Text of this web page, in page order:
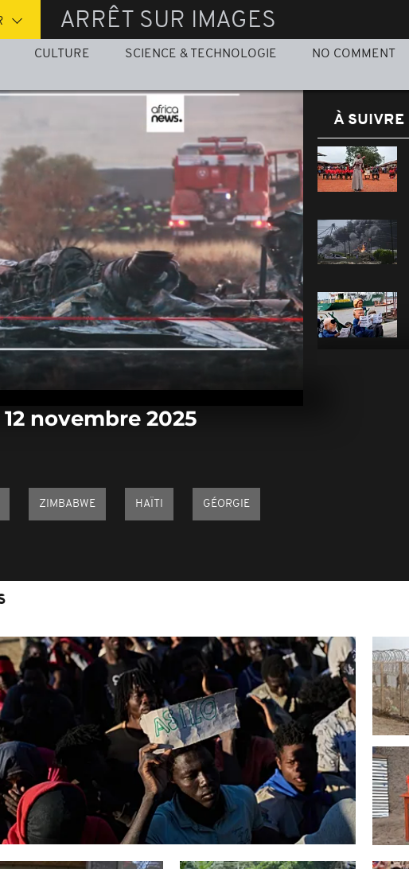
ARRÊT SUR IMAGES
CULTURE SCIENCE & TECHNOLOGIE NO COMMENT
novembre 2025
ZIMBABWE HAÏTI GÉORGIE
À SUIVRE